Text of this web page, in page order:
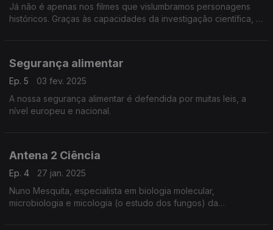
Já não é apenas nos filmes que vislumbramos personagens
históricos. Graças às capacidades da investigação científica, já
Segurança alimentar
Ep. 5
03 fev. 2025
A nossa segurança alimentar é defendida por muitas leis, a
nível europeu e nacional.
Antena 2 Ciência
Ep. 4
27 jan. 2025
Nuno Mesquita, especialista em biologia molecular,
microbiologia e micologia (o estudo dos fungos) da